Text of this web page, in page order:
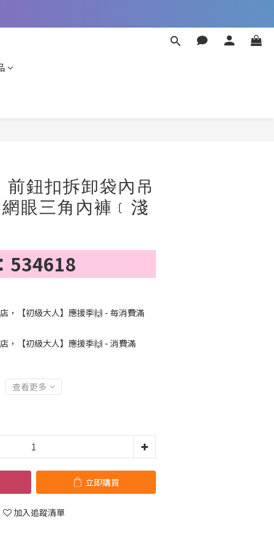
前鈕扣拆卸袋內吊
眼三角內褲﹝淺
534618
，【初級大人】應援季🙌 - 每消費滿
，【初級大人】應援季🙌 - 消費滿
查看更多
立即購買
加入追蹤清單